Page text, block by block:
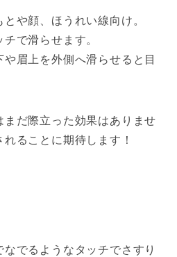
や顔、ほうれい線向け。
で滑らせます。
眉上を外側へ滑らせると目
だ際立った効果はありませ
ることに期待します！
でるようなタッチでさすり